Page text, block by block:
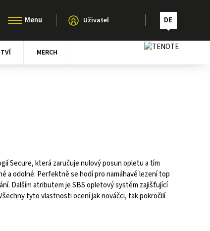
Uživatel DE
MERCH
Secure, která zaručuje nulový posun opletu a tím
a odolné. Perfektně se hodí pro namáhavé lezení top
Dalším atributem je SBS opletový systém zajišťující
tyto vlastnosti ocení jak nováčci, tak pokročilí